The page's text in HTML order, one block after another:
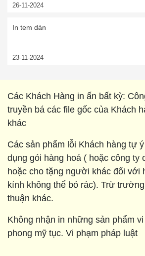
26-11-2024
In tem dán
23-11-2024
Các Khách Hàng in ấn bất kỳ:
truyền bá các file gốc của Khách
khác
Các sản phẩm lỗi Khách hàng tự
dụng gói hàng hoá ( hoặc công ty
hoặc cho tặng người khác đối với
kính không thể bỏ rác). Trừ
thuận khác.
Không nhận in những sản phẩm
phong mỹ tục. Vi phạm pháp luật